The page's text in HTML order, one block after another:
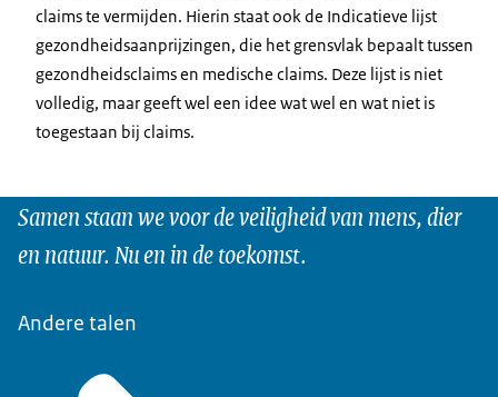
claims te vermijden. Hierin staat ook de Indicatieve lijst
gezondheidsaanprijzingen, die het grensvlak bepaalt tussen
gezondheidsclaims en medische claims. Deze lijst is niet
volledig, maar geeft wel een idee wat wel en wat niet is
toegestaan bij claims.
Samen staan we voor de veiligheid van mens, dier
en natuur. Nu en in de toekomst.
Andere talen